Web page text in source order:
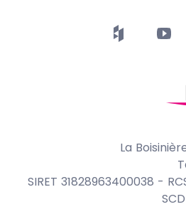
La
SIRET 31828963400038 -